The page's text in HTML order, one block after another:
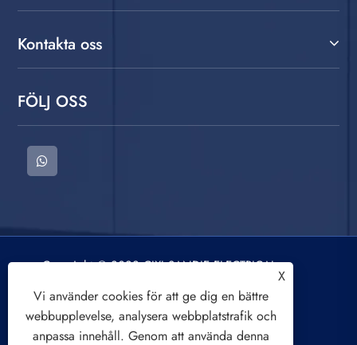
Kontakta oss
FÖLJ OSS
Copyright © 2022 CIXI SANDIE ELECTRICAL
APPLIANCE CO.,LTD. Tvättmaskin, centrifug,
luftkylningsfläkt. Alla rättigheter reserverade.
X
Vi använder cookies för att ge dig en bättre
webbupplevelse, analysera webbplatstrafik och
anpassa innehåll. Genom att använda denna